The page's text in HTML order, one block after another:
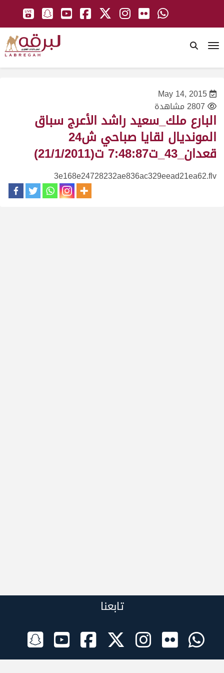
May 14, 2015
2807 مشاهدة
البارع ملك_سعيد راشد الأعرج سباق
المونديال لقايا صباحي ش24
قعدان_43_ت7:48:87 ت(21/1/2011)
3e168e24728232ae836ac329eead21ea62.flv
تابعنا